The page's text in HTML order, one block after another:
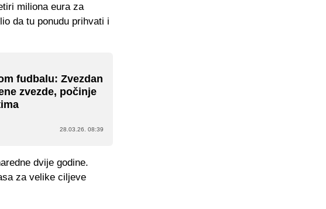
miliona eura za
da tu ponudu prihvati i
fudbalu: Zvezdan
zvezde, počinje
28.03.26. 08:39
dvije godine.
za velike ciljeve